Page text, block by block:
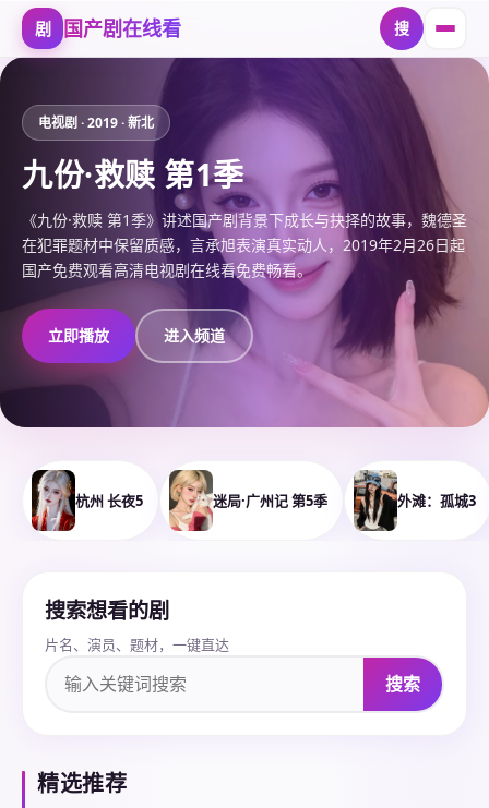
剧 国产剧在线看 搜
国产剧在线看 国产免费观看
电视剧 ·2019·新北
九份·救赎 第1季
《九份·救赎 第1季》讲述国产剧背景下成长与抉择的故事，魏德圣
在犯罪题材中保留质感，言承旭表演真实动人，2019年2月26日起
国产免费观看高清电视剧在线看免费畅看。
立即播放 进入频道
杭州 长夜5 迷局·广州记 第5季 外滩：孤城3
搜索想看的剧
片名、演员、题材，一键直达
搜索
精选推荐